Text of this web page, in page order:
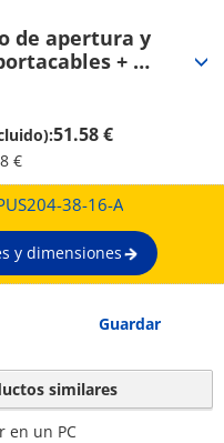
de apertura y
+
38-16-A)
51.58 €
€
38-16-A
y dimensiones
Guardar
similares
en un PC